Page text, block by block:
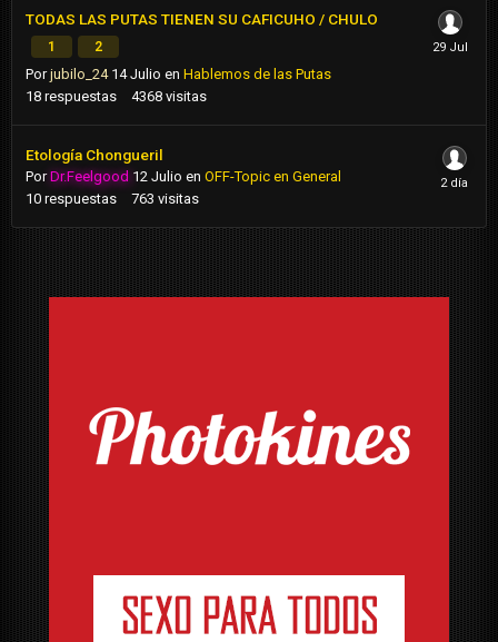
TODAS LAS PUTAS TIENEN SU CAFICUHO / CHULO
1 2
Porjubilo_24 14 Julio en Hablemos de las Putas
18 respuestas 4368 visitas
Etología Chongueril
PorDr.Feelgood 12 Julio en OFF-Topic en General
10 respuestas 763 visitas